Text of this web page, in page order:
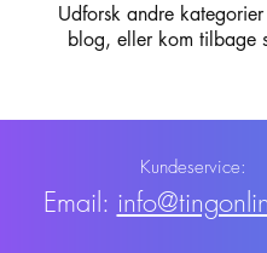
Udforsk andre
blog, eller kom tilbage
Kundeservice:
Email: